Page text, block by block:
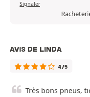
Signaler
AVIS DE LINDA
4/5
Très bons pneus,